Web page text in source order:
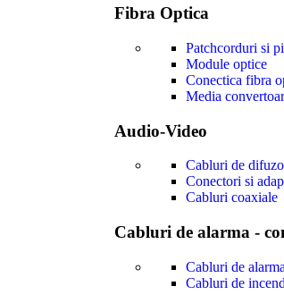
Fibra Optica
Patchcorduri si
Module optice
Conectica fibra
Media
Audio-Video
Cabluri de
Conectori si
Cabluri coaxiale
Cabluri de alarma -
Cabluri de alarma
Cabluri de
Poți testa aparatajul modular și
Cumpără local – primești suport rapid de la
Pendule cu bec
Eglo
Informații suplimentare
Despre Eglo
Modalități de plată